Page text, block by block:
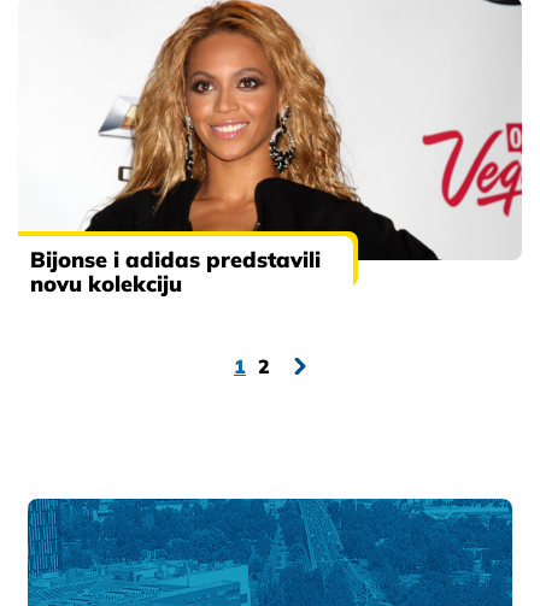
Bijonse i adidas predstavili
novu kolekciju
1 2